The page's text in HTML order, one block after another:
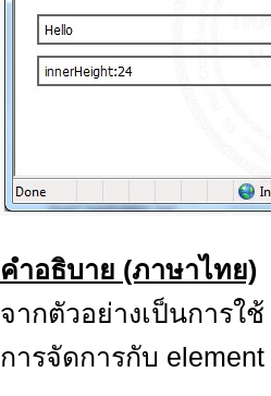
คำอธิบาย (ภาษาไทย)
จากตัวอย่างเป็นการใช้
การจัดการกับ